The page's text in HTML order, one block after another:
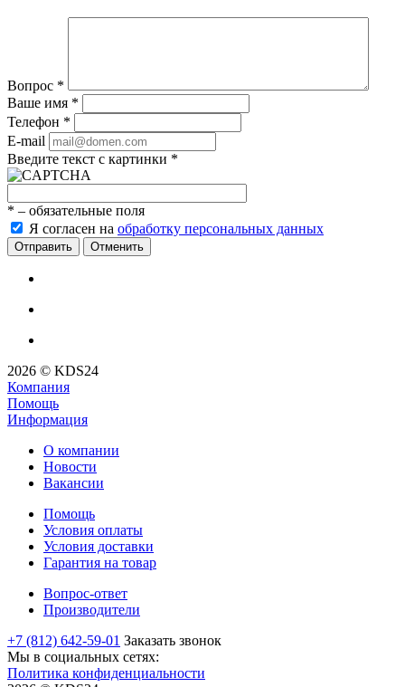
Вопрос *
Ваше имя *
Телефон *
E-mail
Введите текст с картинки *
* – обязательные поля
Я согласен на обработку персональных данных
Отменить
2026 © KDS24
Компания
Помощь
Информация
О компании
Новости
Вакансии
Помощь
Условия оплаты
Условия доставки
Гарантия на товар
Вопрос-ответ
Производители
+7 (812) 642-59-01 Заказать звонок
Мы в социальных сетях:
Политика конфиденциальности